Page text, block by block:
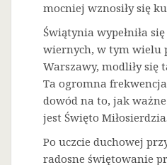
mocniej wznosiły się
Świątynia wypełniła
wiernych, w tym wielu
Warszawy, modliły się
Ta ogromna
dowód na to, jak
jest Święto Miłosierdzia.
Po uczcie duchowej
radosne świętowanie